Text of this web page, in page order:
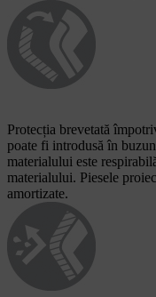
Protecția brevetată
poate fi introdusă în
materialului este
materialului. Piesele
amortizate.